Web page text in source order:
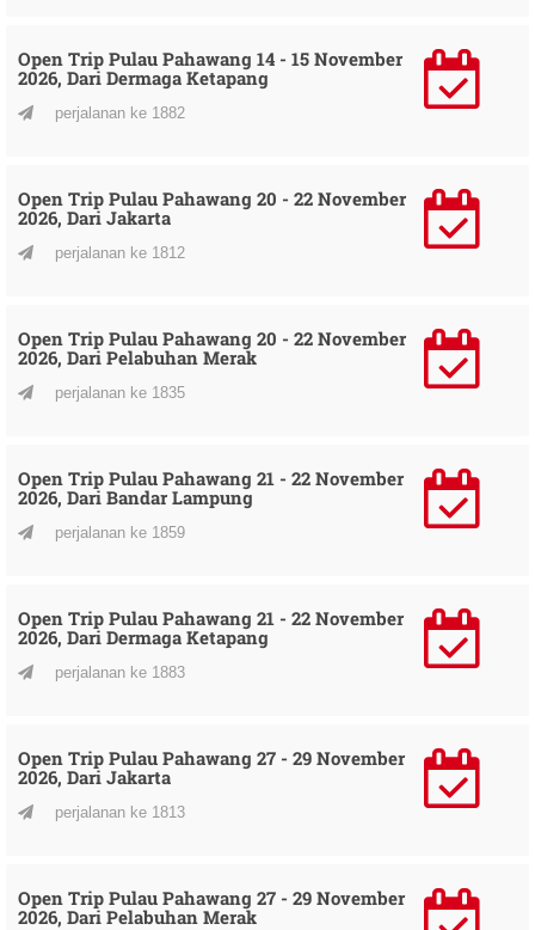
Open Trip Pulau Pahawang 14 - 15 November
2026, Dari Dermaga Ketapang
perjalanan ke 1882
Open Trip Pulau Pahawang 20 - 22 November
2026, Dari Jakarta
perjalanan ke 1812
Open Trip Pulau Pahawang 20 - 22 November
2026, Dari Pelabuhan Merak
perjalanan ke 1835
Open Trip Pulau Pahawang 21 - 22 November
2026, Dari Bandar Lampung
perjalanan ke 1859
Open Trip Pulau Pahawang 21 - 22 November
2026, Dari Dermaga Ketapang
perjalanan ke 1883
Open Trip Pulau Pahawang 27 - 29 November
2026, Dari Jakarta
perjalanan ke 1813
Open Trip Pulau Pahawang 27 - 29 November
2026, Dari Pelabuhan Merak